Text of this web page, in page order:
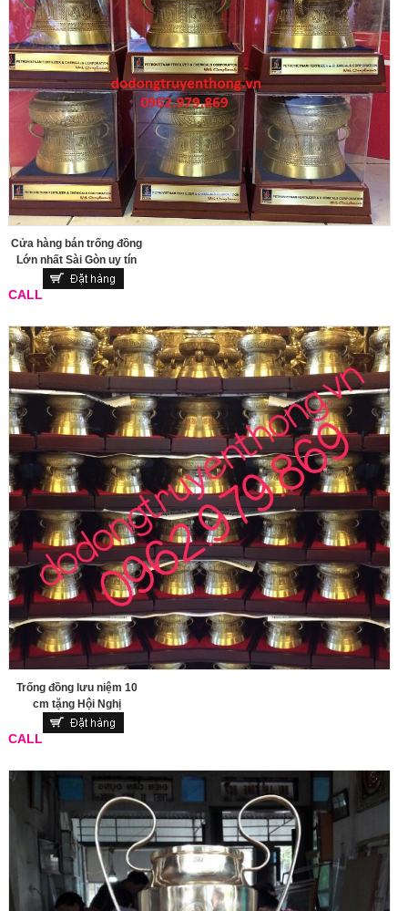
Cửa hàng bán trống đồng
Lớn nhất Sài Gòn uy tín
CALL
Trống đồng lưu niệm 10
cm tặng Hội Nghị
CALL